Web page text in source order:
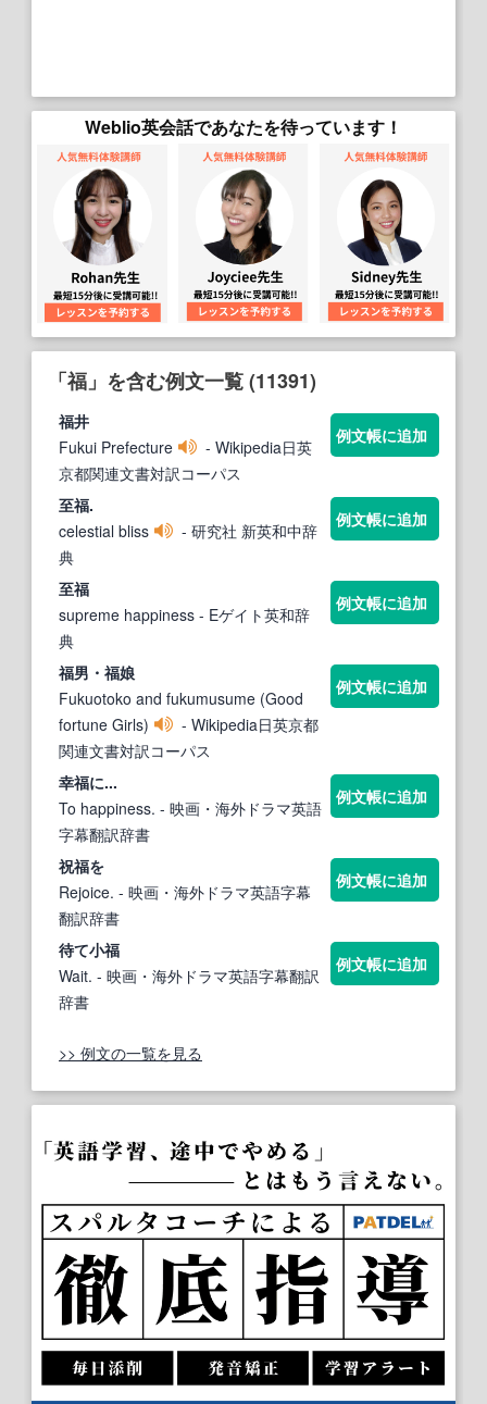
Weblio英会話であなたを待っています！
「福」を含む例文一覧 (11391)
福井
Fukui Prefecture
- Wikipedia日英
京都関連文書対訳コーパス
例文帳に追加
至福.
celestial bliss
- 研究社 新英和中辞
典
例文帳に追加
至福
supreme happiness - Eゲイト英和辞
典
例文帳に追加
福男・ 福娘
Fukuotoko and fukumusume (Good
fortune Girls)
- Wikipedia日英京都
関連文書対訳コーパス
例文帳に追加
幸福に...
To happiness. - 映画・海外ドラマ英語
字幕翻訳辞書
例文帳に追加
祝福を
Rejoice. - 映画・海外ドラマ英語字幕
翻訳辞書
例文帳に追加
待て小福
Wait. - 映画・海外ドラマ英語字幕翻訳
辞書
例文帳に追加
>> 例文の一覧を見る